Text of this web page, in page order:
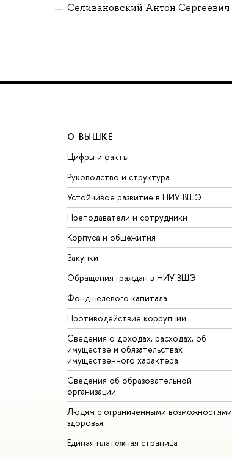
Селивановский Антон Сергеевич
О ВЫШКЕ
Цифры и факты
Руководство и структура
Устойчивое развитие в НИУ ВШЭ
Преподаватели и сотрудники
Корпуса и общежития
Закупки
Обращения граждан в НИУ ВШЭ
Фонд целевого капитала
Противодействие коррупции
Сведения о доходах, расходах, об
имуществе и обязательствах
имущественного характера
Сведения об образовательной
организации
Людям с ограниченными возможностями
здоровья
Единая платежная страница